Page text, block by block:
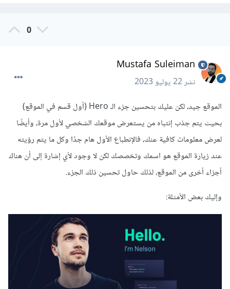
0
Mustafa Suleiman
نشر22 يوليو 2023
الموقع جيد، لكن عليك بتحسين جزء الـ Hero (أول قسم في الموقع)
بحيث يتم جذب إنتباه من يستعرض موقعك الشخصي لأول مرة، وأيضًا
لعرض معلومات كافية عنك، فالإنطباع الأول هام جدًا وكل ما يتم رؤيته
عند زيارة الموقع هو اسمك وتخصصك لكن لا وجود لأي إشارة إلى أن هناك
أجزاء أخرى من الموقع، لذلك حاول تحسين ذلك الجزء.
وإليك بعض الأمثلة: